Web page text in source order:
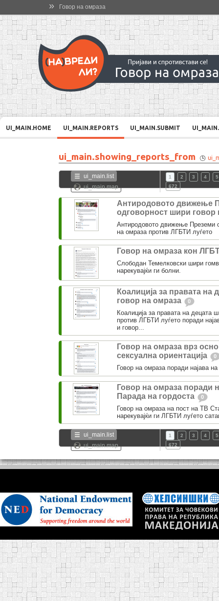
» Говор на омраза
UI_MAIN.HOME UI_MAIN.REPORTS UI_MAIN.SUBMIT
ui_main.showing_reports_from
ui_main.list
ui_main.map
1 2 3 4
5
672
Антиродовото движење
одговорност шири говор
Антиродовото движење Преземи
на омраза против ЛГБТИ луѓето
Говор на омраза кон
Слободан Темелковски шири
нарекувајќи ги болни.
Коалиција за правата на
говор на омраза
0
Коалиција за правата на децата
против ЛГБТИ луѓето поради
и говор...
Говор на омраза врз
сексуална ориентација
0
Говор на омраза поради најава
Говор на омраза поради
Парада на гордоста
0
Говор на омраза на пост на ТВ
нарекувајќи ги ЛГБТИ луѓето
ui_main.list
ui_main.map
1 2 3 4
5
672